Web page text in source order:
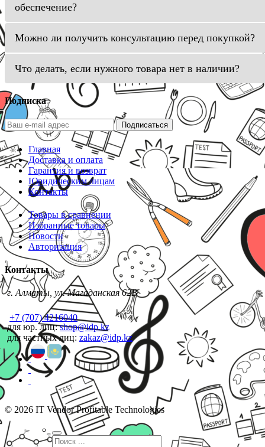
обеспечение?
Можно ли получить консультацию перед покупкой?
Что делать, если нужного товара нет в наличии?
Подписка
Подписаться
Главная
Доставка и оплата
Гарантия и возврат
Юридическим лицам
Контакты
Товары в сравнении
Избранные товары
Новости
Авторизация
Контакты
г. Алматы, ул. Магаданская 62В
+7 (707) 4216040
для юр. лиц:shop@idp.kz
для частных лиц: zakaz@idp.kz
© 2026 IT Vendor Profitable Technologies